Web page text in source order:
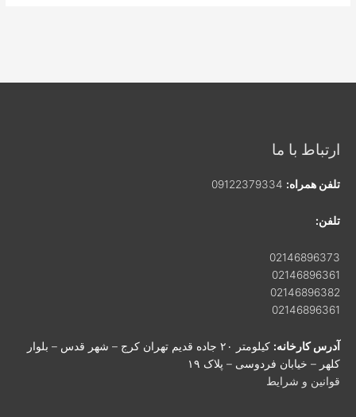
ارتباط با ما
تلفن همراه: 09122379334
تلفن:
02146896373
02146896361
02146896382
02146896361
آدرس کارخانه:
کیلومتر ۲۰ جاده قدیم تهران کرج – شهر قدس – بلوار
کلهر – خیابان فردوسی – پلاک ۱۹
قوانین و شرایط